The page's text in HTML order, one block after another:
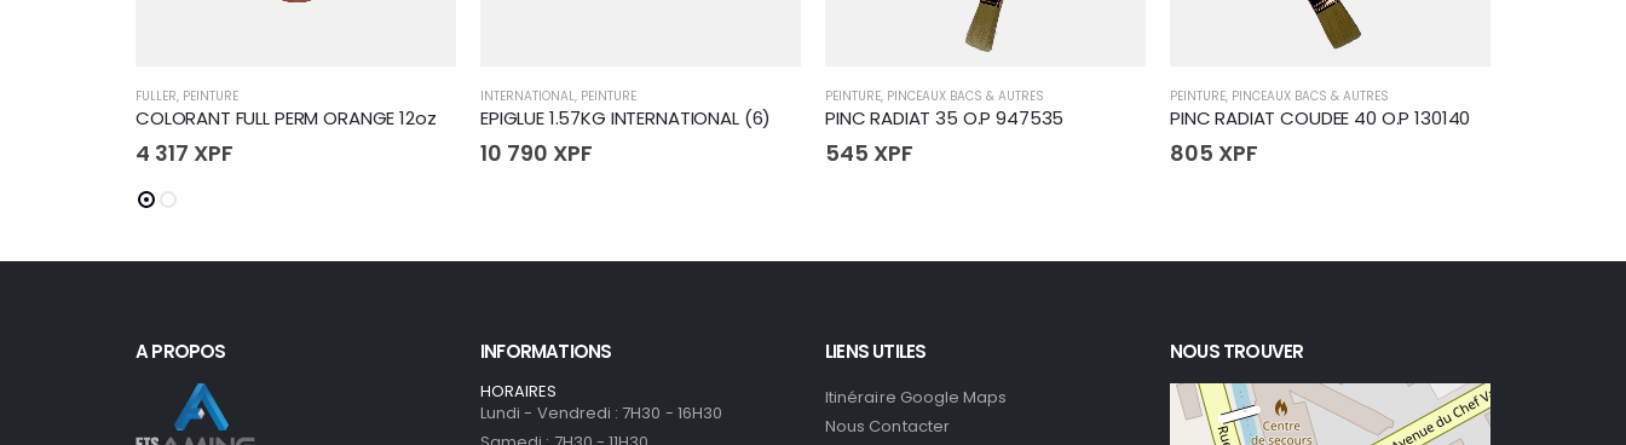
FULLER, PEINTURE
COLORANT FULL PERM ORANGE 12oz
4 317 XPF
INTERNATIONAL, PEINTURE
EPIGLUE 1.57KG INTERNATIONAL (6)
10 790 XPF
PEINTURE, PINCEAUX BACS & AUTRES
PINC RADIAT 35 O.P 947535
545 XPF
PEINTURE, PINCEAUX BACS & AUTRES
PINC RADIAT COUDEE 40 O.P 130140
805 XPF
A PROPOS INFORMATIONS
HORAIRES
Lundi - Vendredi : 7H30 - 16H30
LIENS UTILES
Itinéraire Google Maps
Nous Contacter
NOUS TROUVER